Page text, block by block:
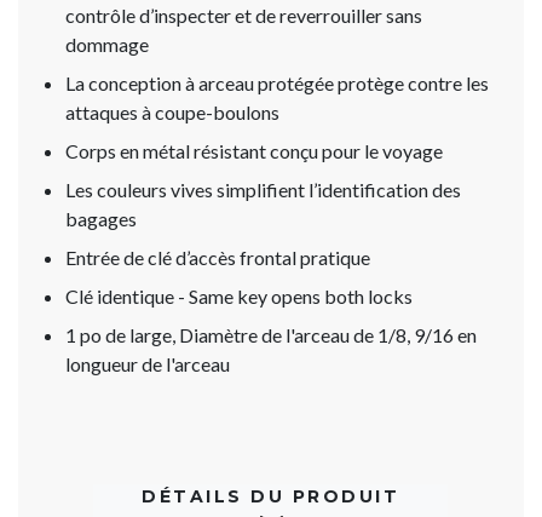
contrôle d’inspecter et de reverrouiller sans
dommage
La conception à arceau protégée protège contre les
attaques à coupe-boulons
Corps en métal résistant conçu pour le voyage
Les couleurs vives simplifient l’identification des
bagages
Entrée de clé d’accès frontal pratique
Clé identique - Same key opens both locks
1 po de large, Diamètre de l'arceau de 1/8, 9/16 en
longueur de l'arceau
DÉTAILS DU PRODUIT